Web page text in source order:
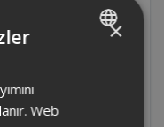
dakikadır?
numaradır?
×
Web